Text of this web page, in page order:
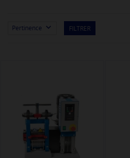
Pertinence  FILTRER